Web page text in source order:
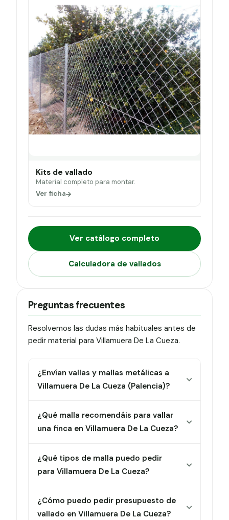
Kits de vallado
Material completo para montar.
Ver ficha
Ver catálogo completo
Calculadora de vallados
Preguntas frecuentes
Resolvemos las dudas más habituales antes de
pedir material para Villamuera De La Cueza.
¿Envían vallas y mallas metálicas a
Villamuera De La Cueza (Palencia)?
¿Qué malla recomendáis para vallar
una finca en Villamuera De La Cueza?
¿Qué tipos de malla puedo pedir
para Villamuera De La Cueza?
¿Cómo puedo pedir presupuesto de
vallado en Villamuera De La Cueza?